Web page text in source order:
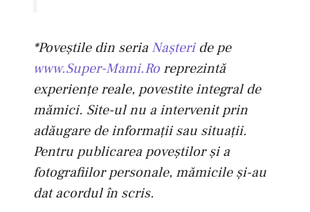
*Poveştile din seria Naşteride pe
www.Super-Mami.Roreprezintă
experienţe reale, povestite integral de
mămici. Site-ul nu a intervenit prin
adăugare de informaţii sau situaţii.
Pentru publicarea poveştilor şi a
fotografiilor personale, mămicile şi-au
dat acordul în scris.